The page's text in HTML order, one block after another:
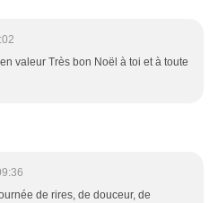
valeur Très bon Noël à toi et à toute
de rires, de douceur, de